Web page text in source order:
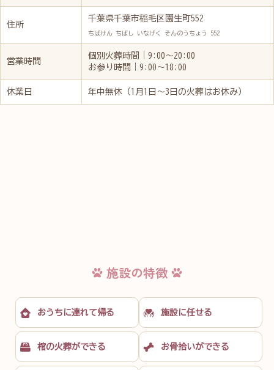
住所
千葉県千葉市稲毛区園生町552
ちばけん ちばし いなげく そんのうちょう 552
営業時間
個別火葬時間｜9:00～20:00
お参り時間｜9:00～18:00
休業日 年中無休（1月1日～3日の火葬はお休み）
施設の特徴
おうちに連れて帰る 施設に任せる
棺の火葬ができる お骨拾いができる